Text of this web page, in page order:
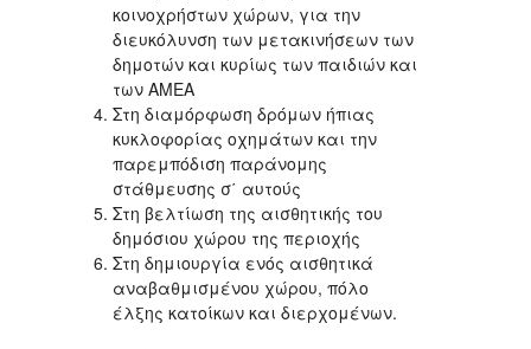
κοινοχρήστων χώρων, για την
διευκόλυνση των μετακινήσεων των
δημοτών και κυρίως των παιδιών και
των ΑΜΕΑ
Στη διαμόρφωση δρόμων ήπιας
κυκλοφορίας οχημάτων και την
παρεμπόδιση παράνομης
στάθμευσης σ΄ αυτούς
Στη βελτίωση της αισθητικής του
δημόσιου χώρου της περιοχής
Στη δημιουργία ενός αισθητικά
αναβαθμισμένου χώρου, πόλο
έλξης κατοίκων και διερχομένων.